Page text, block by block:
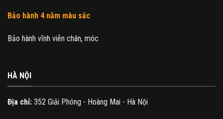
Bảo hành 4 năm màu sắc
Bảo hành vĩnh viễn chân, móc
HÀ NỘI
Địa chỉ: 352 Giải Phóng - Hoàng Mai - Hà Nội